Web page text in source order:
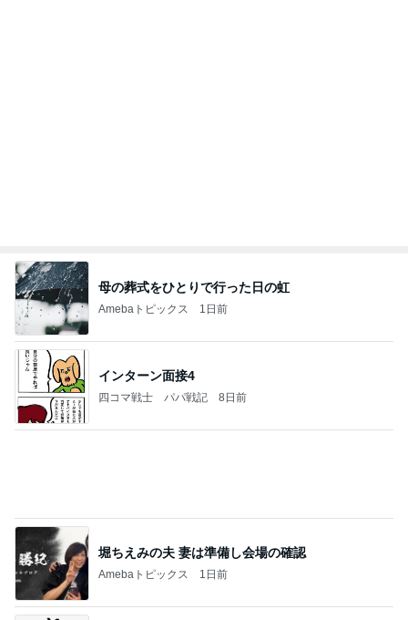
母の葬式をひとりで行った日の虹
Amebaトピックス 1日前
インターン面接4
四コマ戦士 パパ戦記 8日前
堀ちえみの夫 妻は準備し会場の確認
Amebaトピックス 1日前